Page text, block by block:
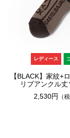
レディース
【BLACK】家紋+
リブアンクル丈
2,530円
（